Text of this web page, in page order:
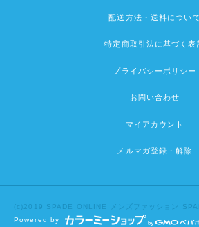
配送方法・送料について
特定商取引法に基づく表
プライバシーポリシー
お問い合わせ
マイアカウント
メルマガ登録・解除
(c)2019 SPADE ONLINE
メンズファッション
Powered by